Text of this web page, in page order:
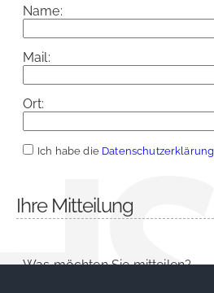
Name:
Mail:
Ort:
Ich habe die Datenschutzerklärung
Ihre Mitteilung
Was möchten Sie mitteilen?